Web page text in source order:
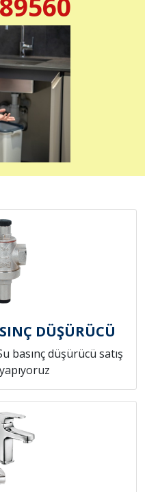
DÜŞÜRÜCÜ
basınç düşürücü satış